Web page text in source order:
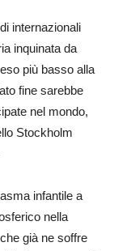
internazionali
inquinata da
più basso alla
fine sarebbe
nel mondo,
Stockholm
infantile a
nella
già ne soffre